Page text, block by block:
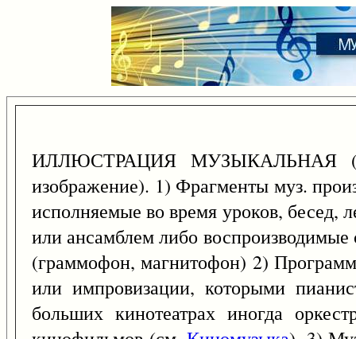
ИЛЛЮСТРАЦИЯ МУЗЫКАЛЬНАЯ
изображение). 1) Фрагменты муз.
исполняемые во время уроков, бесед,
или ансамблем либо воспроизводимые
(граммофон, магнитофон) 2)
или импровизации, которыми
больших кинотеатрах иногда